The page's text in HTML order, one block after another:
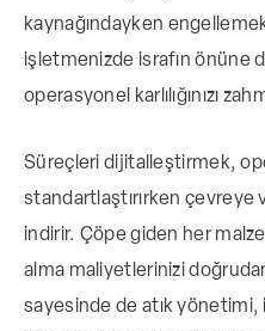
kaynağındayken
işletmenizde israfın önüne
operasyonel karlılığınızı
Süreçleri dijitalleştirmek,
standartlaştırırken çevreye
indirir. Çöpe giden her
alma maliyetlerinizi doğrudan
sayesinde de atık yönetimi,